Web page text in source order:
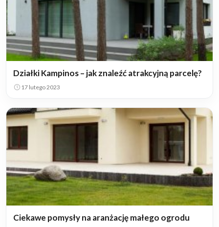
Działki Kampinos – jak znaleźć atrakcyjną parcelę?
17 lutego 2023
Ciekawe pomysły na aranżację małego ogrodu